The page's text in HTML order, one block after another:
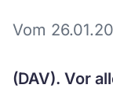
Vom
(DAV). Vor